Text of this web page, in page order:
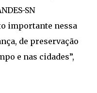
SN
importante nessa
de preservação
e nas cidades”,